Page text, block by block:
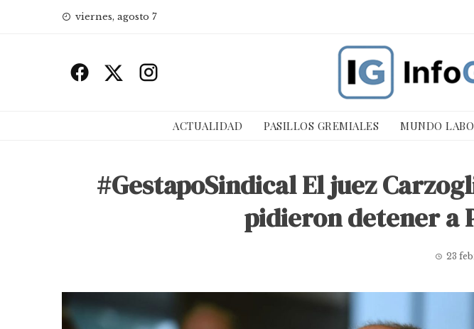
viernes, agosto 7
ACTUALIDAD PASILLOS GREMIALES MUNDO
#GestapoSindical El juez
pidieron detener a
23